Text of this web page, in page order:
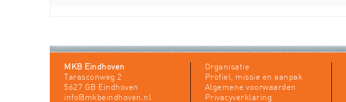
MKB Eindhoven
Tarasconweg 2
5627 GB Eindhoven
info@mkbeindhoven.nl
Organisatie
Profiel, missie en aanpak
Algemene voorwaarden
Privacyverklaring